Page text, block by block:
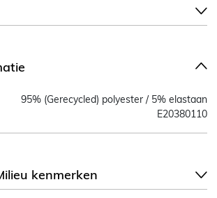
95% (Gerecycled) polyester / 5% elastaan
E20380110
kenmerken